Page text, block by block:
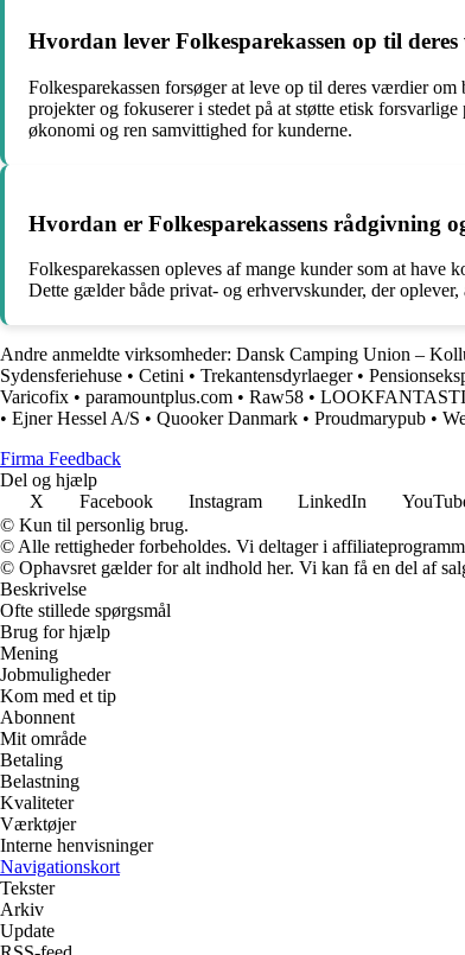
Hvordan lever Folkesparekassen op til
Folkesparekassen forsøger at leve op til deres værdier
projekter og fokuserer i stedet på at støtte etisk
økonomi og ren samvittighed for kunderne.
Hvordan er Folkesparekassens rådgivning
Folkesparekassen opleves af mange kunder som at
Dette gælder både privat- og erhvervskunder, der
Andre anmeldte virksomheder: Dansk Camping Union –
Sydensferiehuse • Cetini • Trekantensdyrlaeger•
Varicofix • paramountplus.com • Raw58 •
• Ejner Hessel A/S • Quooker Danmark • Proudmarypub •
Firma Feedback
Del og hjælp
X
Facebook Instagram LinkedIn
© Kun til personlig brug.
© Alle rettigheder forbeholdes. Vi deltager i
© Ophavsret gælder for alt indhold her. Vi kan få en del af
Beskrivelse
Ofte stillede spørgsmål
Brug for hjælp
Mening
Jobmuligheder
Kom med et tip
Abonnent
Mit område
Betaling
Belastning
Kvaliteter
Værktøjer
Interne henvisninger
Navigationskort
Tekster
Arkiv
Update